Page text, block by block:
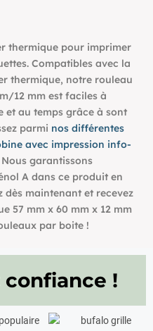
thermique pour imprimer
Compatibles avec la
thermique, notre rouleau
12 mm est faciles à
et au temps grâce à sont
parmi nos différentes
avec impression info-
garantissons
A dans ce produit en
dès maintenant et recevez
57 mm x 60 mm x 12 mm
par boite !
confiance !